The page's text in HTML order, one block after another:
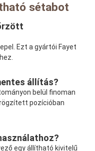
sétabot
Ezt a gyártói Fayet
állítás?
belül finoman
pozícióban
egy állítható kivitelű